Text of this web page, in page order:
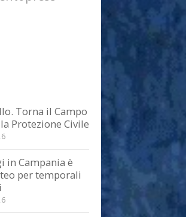
Torna il Campo
Protezione Civile
in Campania è
per temporali